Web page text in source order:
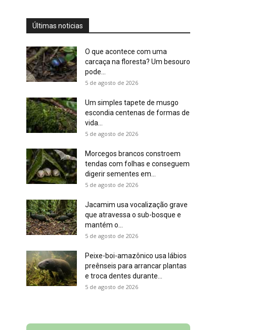
Últimas noticias
O que acontece com uma
carcaça na floresta? Um besouro
pode...
5 de agosto de 2026
Um simples tapete de musgo
escondia centenas de formas de
vida...
5 de agosto de 2026
Morcegos brancos constroem
tendas com folhas e conseguem
digerir sementes em...
5 de agosto de 2026
Jacamim usa vocalização grave
que atravessa o sub-bosque e
mantém o...
5 de agosto de 2026
Peixe-boi-amazônico usa lábios
preênseis para arrancar plantas
e troca dentes durante...
5 de agosto de 2026